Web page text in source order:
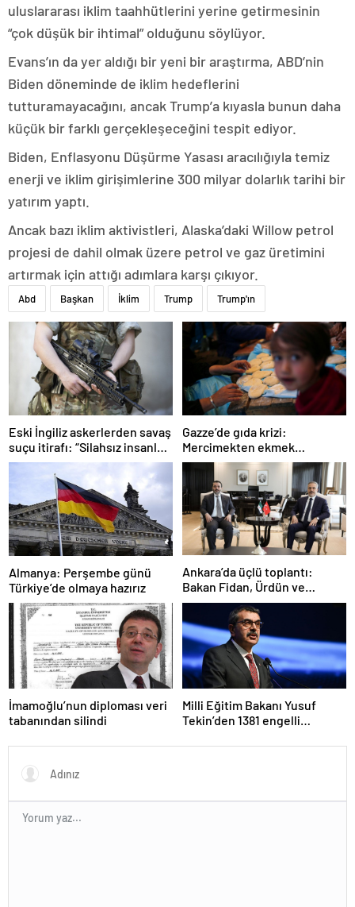
uluslararası iklim taahhütlerini yerine getirmesinin
“çok düşük bir ihtimal” olduğunu söylüyor.
Evans’ın da yer aldığı bir yeni bir araştırma, ABD’nin
Biden döneminde de iklim hedeflerini
tutturamayacağını, ancak Trump’a kıyasla bunun daha
küçük bir farklı gerçekleşeceğini tespit ediyor.
Biden, Enflasyonu Düşürme Yasası aracılığıyla temiz
enerji ve iklim girişimlerine 300 milyar dolarlık tarihi bir
yatırım yaptı.
Ancak bazı iklim aktivistleri, Alaska’daki Willow petrol
projesi de dahil olmak üzere petrol ve gaz üretimini
artırmak için attığı adımlara karşı çıkıyor.
Abd Başkan İklim Trump Trump'ın
Eski İngiliz askerlerden savaş
suçu itirafı: “Silahsız insanları
uykuda öldürdüler”
Gazze’de gıda krizi:
Mercimekten ekmek
yapıyorlar
Almanya: Perşembe günü
Türkiye’de olmaya hazırız
Ankara’da üçlü toplantı:
Bakan Fidan, Ürdün ve
Suriyeli mevkidaşlarıyla
görüştü
İmamoğlu’nun diploması veri
tabanından silindi
Milli Eğitim Bakanı Yusuf
Tekin’den 1381 engelli
paylaşım